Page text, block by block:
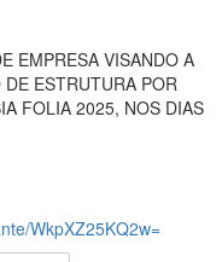
EMPRESA VISANDO A
DE ESTRUTURA POR
FOLIA 2025, NOS DIAS
WkpXZ25KQ2w=